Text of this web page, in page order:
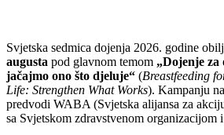
Svjetska sedmica dojenja 2026. godine
augusta pod glavnom temom „Dojenje za
jačajmo ono što djeluje“ (Breastfeeding
Life: Strengthen What Works). Kampanju
predvodi WABA (Svjetska alijansa za
sa Svjetskom zdravstvenom